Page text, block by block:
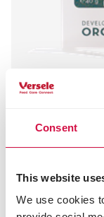
Consent
This website
We use cookies
OROPHARMA
Pro-Digest
Darmregler